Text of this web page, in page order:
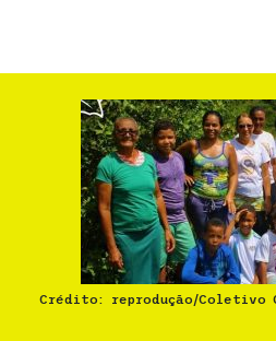
Crédito: reprodução/Coletivo